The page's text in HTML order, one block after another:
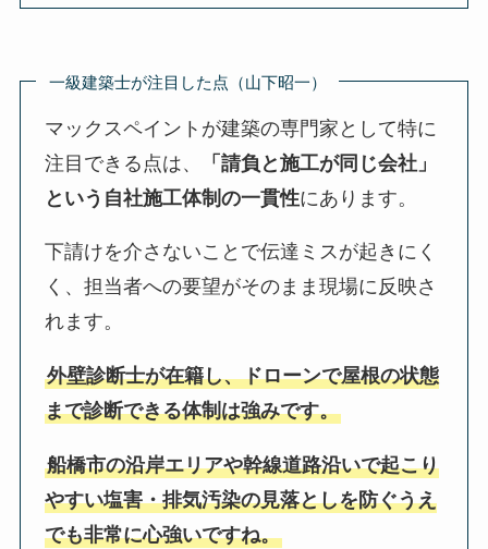
一級建築士が注目した点（山下昭一）
マックスペイントが建築の専門家として特に
注目できる点は、
「請負と施工が同じ会社」
という自社施工体制の一貫性にあります。
下請けを介さないことで伝達ミスが起きにく
く、担当者への要望がそのまま現場に反映さ
れます。
外壁診断士が在籍し、ドローンで屋根の状態
まで診断できる体制は強みです。
船橋市の沿岸エリアや幹線道路沿いで起こり
やすい塩害・排気汚染の見落としを防ぐうえ
でも非常に心強いですね。